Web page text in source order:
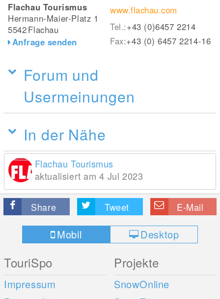
Flachau Tourismus
Hermann-Maier-Platz 1
5542Flachau
Anfrage senden
www.flachau.com
Tel.:+43 (0)6457 2214
Fax:+43 (0) 6457 2214-16
Forum und
Usermeinungen
In der Nähe
Flachau Tourismus
aktualisiert am 4 Jul 2023
Share Tweet E-Mail
Mobil Desktop
TouriSpo
Impressum
Projekte
SnowOnline